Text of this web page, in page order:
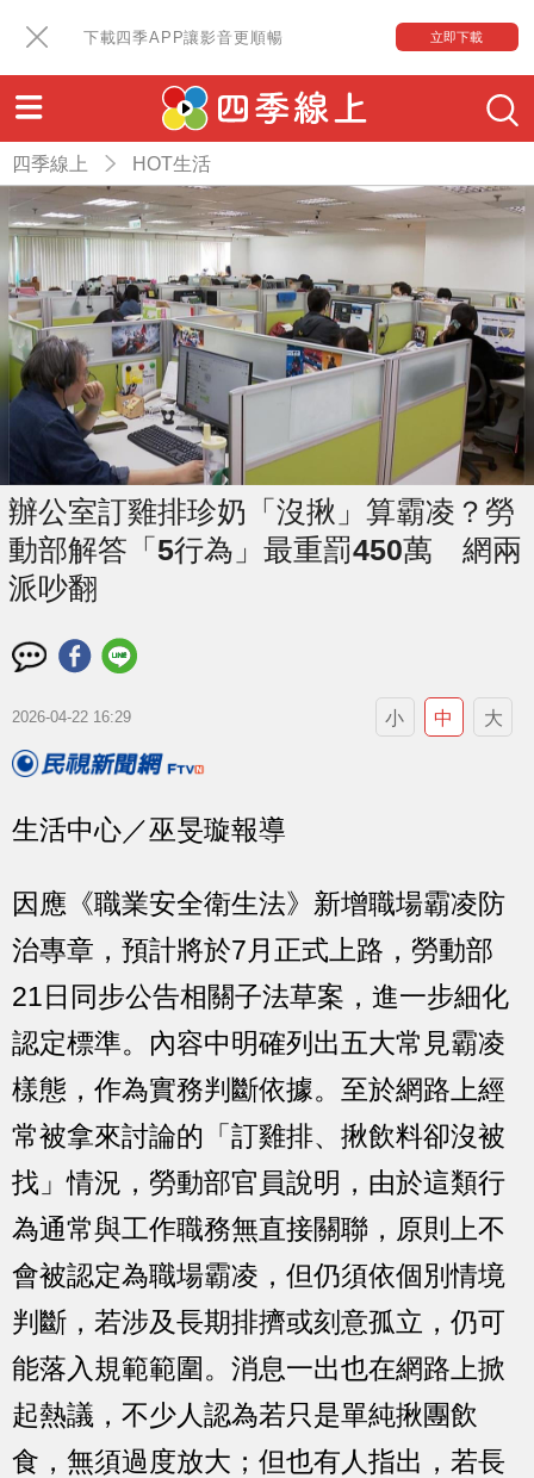
下載四季APP讓影音更順暢 立即下載
四季線上 HOT生活
辦公室訂雞排珍奶「沒揪」算霸凌？勞
動部解答「5行為」最重罰450萬 網兩
派吵翻
2026-04-22 16:29 小 中 大
生活中心／巫旻璇報導
因應《職業安全衛生法》新增職場霸凌防
治專章，預計將於7月正式上路，勞動部
21日同步公告相關子法草案，進一步細化
認定標準。內容中明確列出五大常見霸凌
樣態，作為實務判斷依據。至於網路上經
常被拿來討論的「訂雞排、揪飲料卻沒被
找」情況，勞動部官員說明，由於這類行
為通常與工作職務無直接關聯，原則上不
會被認定為職場霸凌，但仍須依個別情境
判斷，若涉及長期排擠或刻意孤立，仍可
能落入規範範圍。消息一出也在網路上掀
起熱議，不少人認為若只是單純揪團飲
食，無須過度放大；但也有人指出，若長